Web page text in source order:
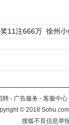
11注666万 徐州
聘 - 广告服务 - 客服中心
©2018
搜狐不良信息举